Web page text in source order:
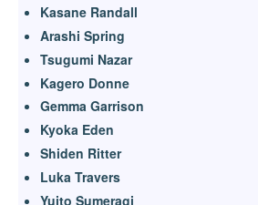
Kasane Randall
Arashi Spring
Tsugumi Nazar
Kagero Donne
Gemma Garrison
Kyoka Eden
Shiden Ritter
Luka Travers
Yuito Sumeragi